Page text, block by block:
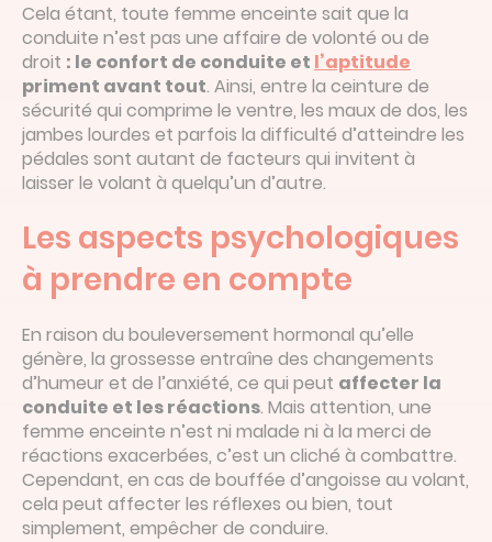
Cela étant, toute femme enceinte sait que la
conduite n’est pas une affaire de volonté ou de
droit : le confort de conduite et l’aptitude
priment avant tout. Ainsi, entre la ceinture de
sécurité qui comprime le ventre, les maux de dos, les
jambes lourdes et parfois la difficulté d’atteindre les
pédales sont autant de facteurs qui invitent à
laisser le volant à quelqu’un d’autre.
Les aspects psychologiques
à prendre en compte
En raison du bouleversement hormonal qu’elle
génère, la grossesse entraîne des changements
d’humeur et de l’anxiété, ce qui peut affecter la
conduite et les réactions. Mais attention, une
femme enceinte n’est ni malade ni à la merci de
réactions exacerbées, c’est un cliché à combattre.
Cependant, en cas de bouffée d’angoisse au volant,
cela peut affecter les réflexes ou bien, tout
simplement, empêcher de conduire.